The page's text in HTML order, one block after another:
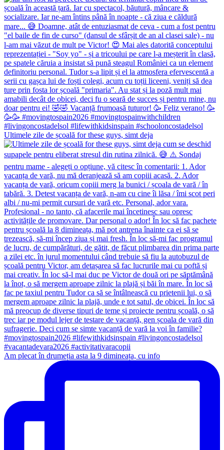
Ultimele zile de școală for these guys, simt deja
Am plecat în drumeția asta la 9 dimineața, cu info